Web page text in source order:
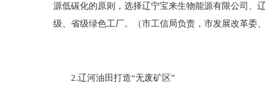
源低碳化的原则，选择辽宁宝来生物能源有限公司、
级、省级绿色工厂。（市工信局负责，市发展改革委
2.辽河油田打造“无废矿区”